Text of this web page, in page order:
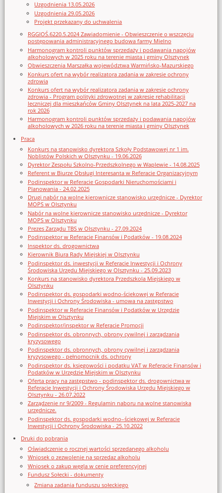
Uzgodnienia 13.05.2026
Uzgodnienia 29.05.2026
Projekt przekazany do uchwalenia
RGGIOŚ.6220.5.2024 Zawiadomienie - Obwieszczenie o wszczęciu
postępowania administracyjnego budowa farmy Mielno
Harmonogram kontroli punktów sprzedaży i podawania napojów
alkoholowych w 2025 roku na terenie miasta i gminy Olsztynek
Obwieszczenia Marszałka województwa Warmińsko-Mazurskiego
Konkurs ofert na wybór realizatora zadania w zakresie ochrony
zdrowia
Konkurs ofert na wybór realizatora zadania w zakresie ochrony
zdrowia - Program polityki zdrowotnej w zakresie rehabilitacji
leczniczej dla mieszkańców Gminy Olsztynek na lata 2025-2027 na
rok 2026
Harmonogram kontroli punktów sprzedaży i podawania napojów
alkoholowych w 2026 roku na terenie miasta i gminy Olsztynek
Praca
Konkurs na stanowisko dyrektora Szkoły Podstawowej nr 1 im.
Noblistów Polskich w Olsztynku - 19.06.2026
Dyrektor Zespołu Szkolno-Przedszkolnego w Waplewie - 14.08.2025
Referent w Biurze Obsługi Interesanta w Referacie Organizacyjnym
Podinspektor w Referacie Gospodarki Nieruchomościami i
Planowania - 24.02.2025
Drugi nabór na wolne kierownicze stanowisko urzędnicze - Dyrektor
MOPS w Olsztynku
Nabór na wolne kierownicze stanowisko urzędnicze - Dyrektor
MOPS w Olsztynku
Prezes Zarządu TBS w Olsztynku - 27.09.2024
Podinspektor w Referacie Finansów i Podatków - 19.08.2024
Inspektor ds. drogownictwa
Kierownik Biura Rady Miejskiej w Olsztynku
Podinspektor ds. inwestycji w Referacie Inwestycji i Ochrony
Środowiska Urzędu Miejskiego w Olsztynku - 25.09.2023
Konkurs na stanowisko dyrektora Przedszkola Miejskiego w
Olsztynku
Podinspektor ds. gospodarki wodno-ściekowej w Referacie
Inwestycji i Ochrony Środowiska - umowa na zastępstwo
Podinspektor w Referacie Finansów i Podatków w Urzędzie
Miejskim w Olsztynku
Podinspektor/inspektor w Referacie Promocji
Podinspektor ds. obronnych, obrony cywilnej i zarządzania
kryzysowego
Podinspektor ds. obronnych, obrony cywilnej i zarządzania
kryzysowego - pełnomocnik ds. ochrony
Podinspektor ds. księgowości i podatku VAT w Referacie Finansów i
Podatków w Urzędzie Miejskim w Olsztynku
Oferta pracy na zastępstwo - podinspektor ds. drogownictwa w
Referacie Inwestycji i Ochrony Środowiska Urzędu Miejskiego w
Olsztynku - 26.07.2022
Zarządzenie nr 9/2009 - Regulamin naboru na wolne stanowiska
urzędnicze.
Podinspektor ds. gospodarki wodno–ściekowej w Referacie
Inwestycji i Ochrony Środowiska - 25.10.2022
Druki do pobrania
Oświadczenie o rocznej wartości sprzedanego alkoholu
Wniosek o zezwolenie na sprzedaz alkoholu
Wniosek o zakup węgla w cenie preferencyjnej
Fundusz Sołecki - dokumenty
Zmiana zadania funduszu sołeckiego